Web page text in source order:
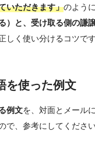
いただきます」のよう
）と、受け取る側の謙
しく使い分けるコツです
を使った例文
例文を、対面とメール
で、参考にしてください